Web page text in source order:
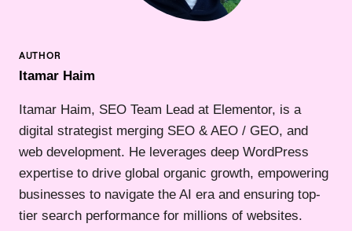
Itamar Haim
Itamar Haim, SEO Team Lead at Elementor, is a
digital strategist merging SEO & AEO / GEO, and
web development. He leverages deep WordPress
expertise to drive global organic growth, empowering
businesses to navigate the AI era and ensuring top-
tier search performance for millions of websites.